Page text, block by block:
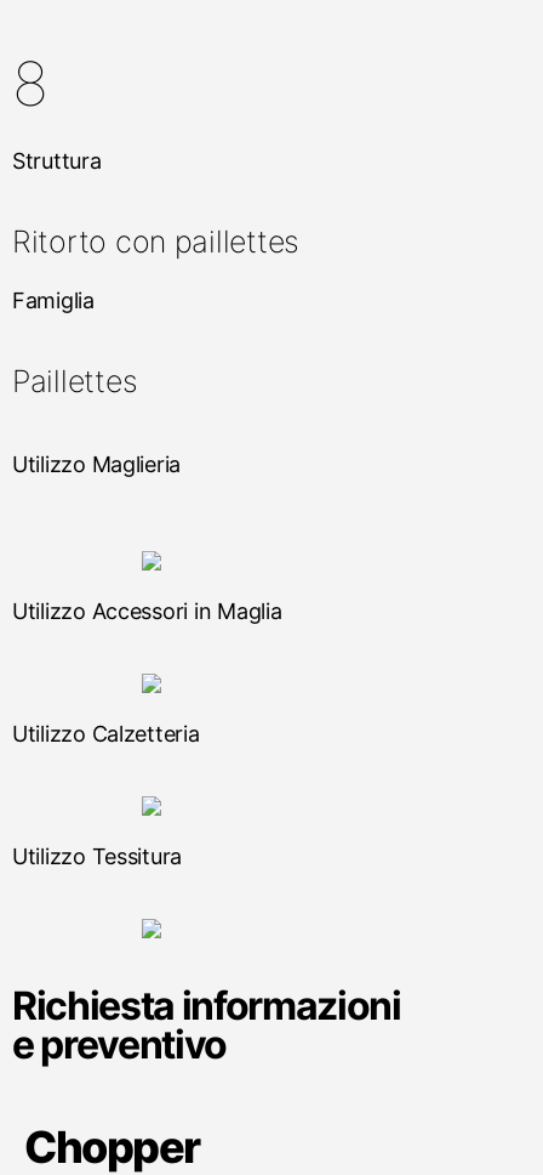
8
Struttura
Ritorto con paillettes
Famiglia
Paillettes
Utilizzo Maglieria
Utilizzo Accessori in Maglia
Utilizzo Calzetteria
Utilizzo Tessitura
Richiesta informazioni
e preventivo
Chopper